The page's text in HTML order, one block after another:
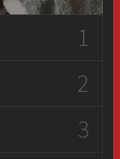
1
2
3